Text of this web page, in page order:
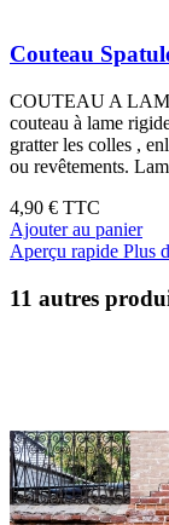
Couteau
COUTEAU A
couteau à lame
gratter les colles ,
ou revêtements.
4,90 € TTC
Ajouter au panier
Aperçu rapide Plus
11 autres